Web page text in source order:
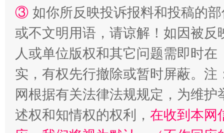
招工难、用工荒背后
③ 如你所反映投诉报料和投稿的
或不文明用语，请谅解！如因被
人或单位版权和其它问题需即时在
实，有权先行撤除或暂时屏蔽。
网根据有关法律法规规定，为维
述权和知情权的权利， 在收到本网